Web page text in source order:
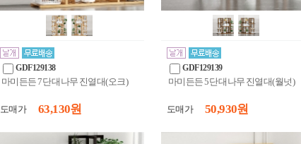
GDF129138
마미든든 7단 대나무 진열대(오크)
도매가 63,130 원
GDF129139
마미든든 5단 대나무 진열대(월넛)
도매가 50,930 원